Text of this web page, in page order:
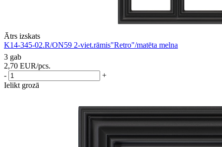
Ātrs izskats
K14-345-02.R/ON59 2-viet.rāmis"Retro"/matēta melna
3 gab
2,70 EUR/pcs.
-
+
Ielikt grozā